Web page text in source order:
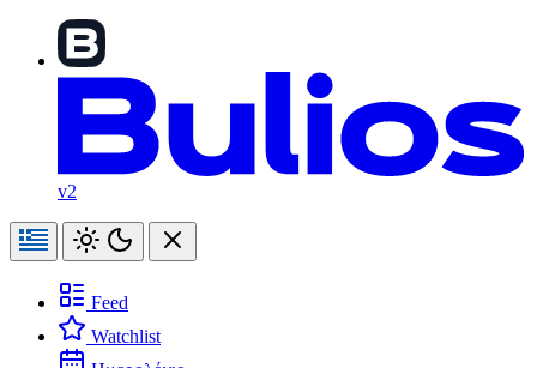
v2
Feed
Watchlist